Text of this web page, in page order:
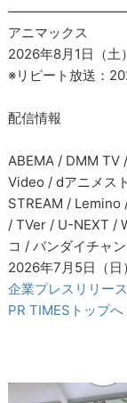
アニマックス
2026年8月1日（土
※リピート放送：
配信情報
ABEMA / DMM TV
Video / dアニメス
STREAM /
/ TVer / U-NEXT /
コ / バンダイチャ
2026年7月5日（
企業プレスリリー
PR TIMESトップへ